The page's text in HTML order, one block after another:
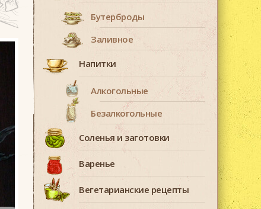
Бутерброды
Заливное
Напитки
Алкогольные
Безалкогольные
Соленья и заготовки
Варенье
Вегетарианские рецепты